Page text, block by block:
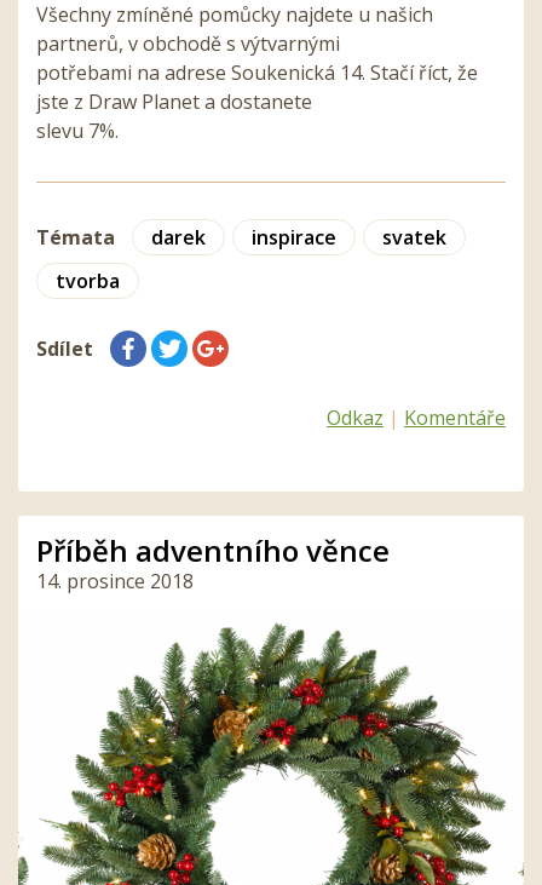
Všechny zmíněné pomůcky najdete u našich
partnerů, v obchodě s výtvarnými
potřebami na adrese Soukenická 14. Stačí říct, že
jste z Draw Planet a dostanete
slevu 7%.
Témata darek inspirace
svatek
tvorba
Sdílet
Odkaz | Komentáře
Příběh adventního věnce
14. prosince 2018